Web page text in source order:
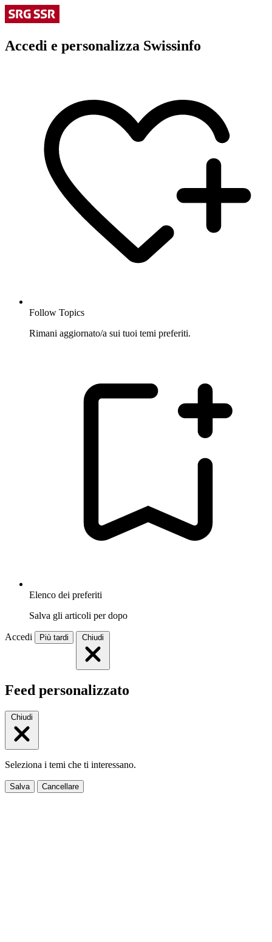
Accedi e personalizza Swissinfo
Follow Topics
Rimani aggiornato/a sui tuoi temi preferiti.
Elenco dei preferiti
Salva gli articoli per dopo
Accedi Più tardi Chiudi
Feed personalizzato
Chiudi
Seleziona i temi che ti interessano.
Salva Cancellare